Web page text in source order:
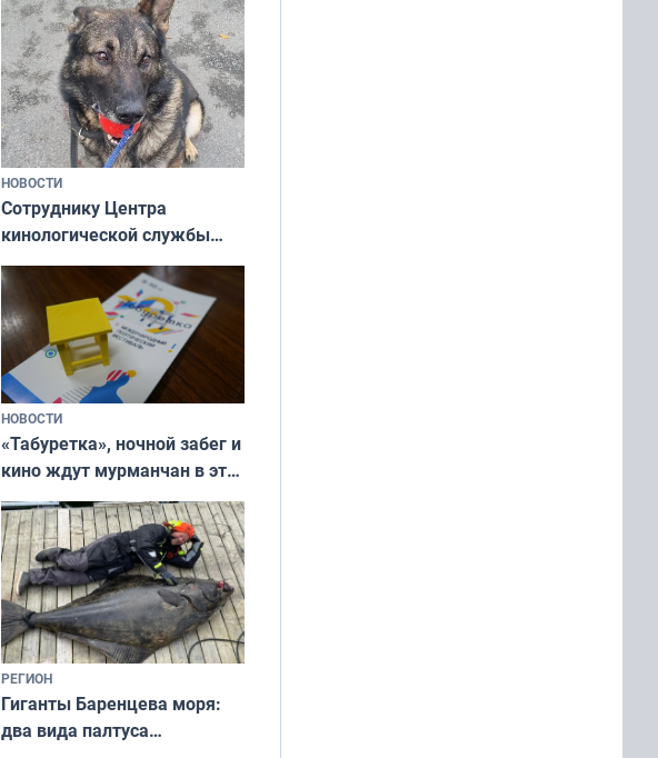
НОВОСТИ
Сотруднику Центра
кинологической службы
ищут новый дом
НОВОСТИ
«Табуретка», ночной забег и
кино ждут мурманчан в эти
выходные
РЕГИОН
Гиганты Баренцева моря:
два вида палтуса